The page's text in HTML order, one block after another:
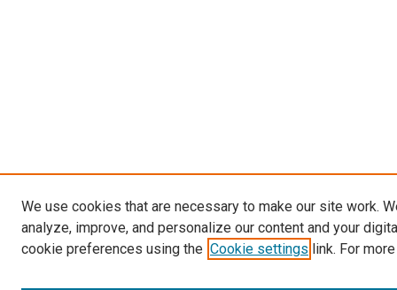
We use cookies that are necessary to make our site work.
analyze, improve, and personalize our content and your
cookie preferences using the Cookie settings link. For